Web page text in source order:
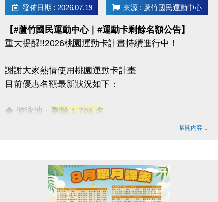
08/30 #前 本期臨櫃報名
．◆* 有 #加碼優惠 喔 ◆*．
同一人報名三門以上 → 88折優惠
連絡資訊
https://www.lzsports.com.tw/zh_TW/news/pageID/1/
發佈日期 : 2026.07.19 來源 : 蘆竹國民運動中心
【#蘆竹國民運動中心｜#運動卡剩餘名額公告】
重大提醒!!2026桃園運動卡計畫持續進行中！
謝謝大家熱情使用桃園運動卡計畫
目前優惠名額最新狀況如下：
◆ 游泳池 ： 剩餘 1,706 名
歡迎持續關注蘆竹國民運動中心，掌握最新優惠與活
展開內容